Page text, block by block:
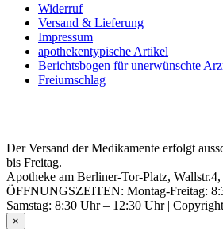
Widerruf
Versand & Lieferung
Impressum
apothekentypische Artikel
Berichtsbogen für unerwünschte
Freiumschlag
Der Versand der Medikamente erfolgt
bis Freitag.
Apotheke am Berliner-Tor-Platz, Wallstr.4,
ÖFFNUNGSZEITEN: Montag-Freitag:
Samstag: 8:30 Uhr – 12:30 Uhr |
×